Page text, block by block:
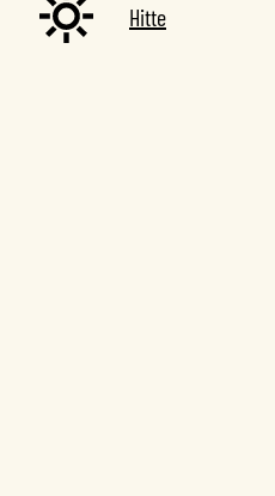
Hitte